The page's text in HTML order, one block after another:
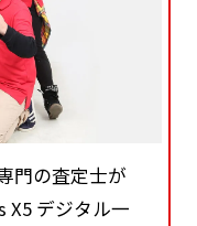
門の査定士が
X5 デジタル一